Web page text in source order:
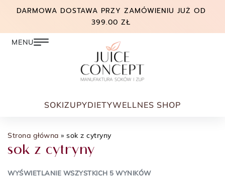
DARMOWA DOSTAWA PRZY ZAMÓWIENIU JUŻ OD
399.00 ZŁ
SOKIZUPYDIETYWELLNES SHOP
Strona główna » sok z cytryny
sok z cytryny
WYŚWIETLANIE WSZYSTKICH 5 WYNIKÓW